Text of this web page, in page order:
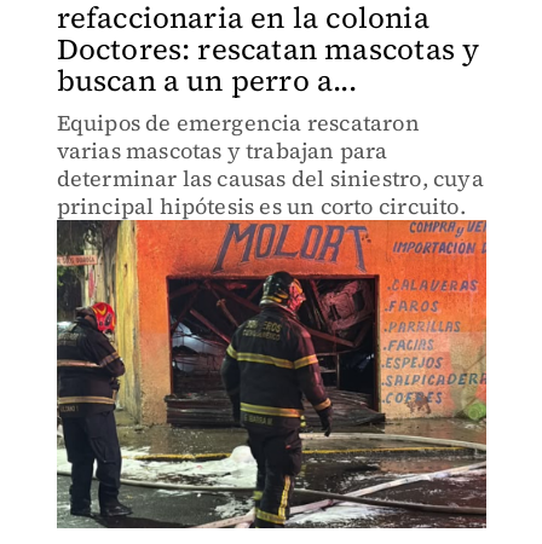
refaccionaria en la colonia
Doctores: rescatan mascotas y
buscan a un perro a...
Equipos de emergencia rescataron
varias mascotas y trabajan para
determinar las causas del siniestro, cuya
principal hipótesis es un corto circuito.